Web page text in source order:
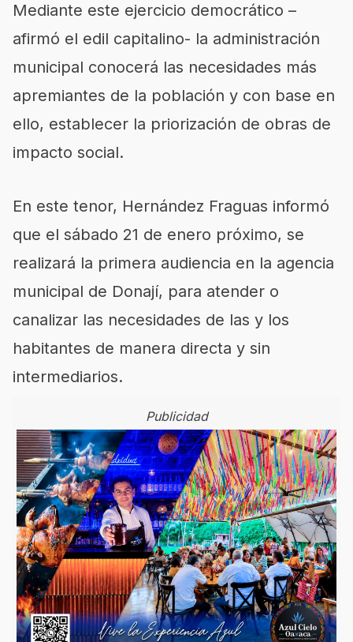
Mediante este ejercicio democrático –
afirmó el edil capitalino- la administración
municipal conocerá las necesidades más
apremiantes de la población y con base en
ello, establecer la priorización de obras de
impacto social.
En este tenor, Hernández Fraguas informó
que el sábado 21 de enero próximo, se
realizará la primera audiencia en la agencia
municipal de Donají, para atender o
canalizar las necesidades de las y los
habitantes de manera directa y sin
intermediarios.
Publicidad